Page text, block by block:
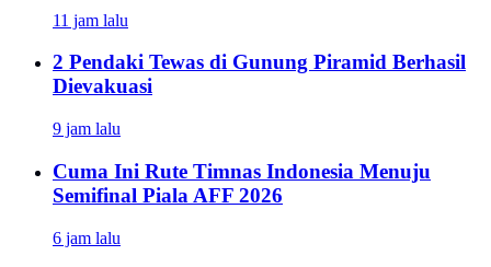
11 jam lalu
2 Pendaki Tewas di Gunung Piramid Berhasil
Dievakuasi
9 jam lalu
Cuma Ini Rute Timnas Indonesia Menuju
Semifinal Piala AFF 2026
6 jam lalu